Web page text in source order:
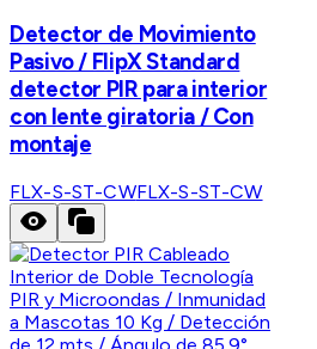
Detector de Movimiento
Pasivo / FlipX Standard
detector PIR para interior
con lente giratoria / Con
montaje
FLX-S-ST-CWFLX-S-ST-CW